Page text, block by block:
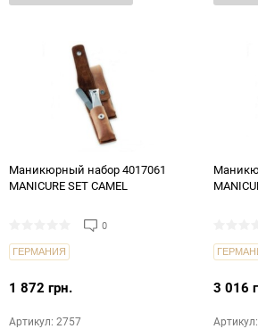
Маникюрный набор 4017061
MANICURE SET CAMEL
0
ГЕРМАНИЯ
1 872 грн.
Артикул: 2757
3 016